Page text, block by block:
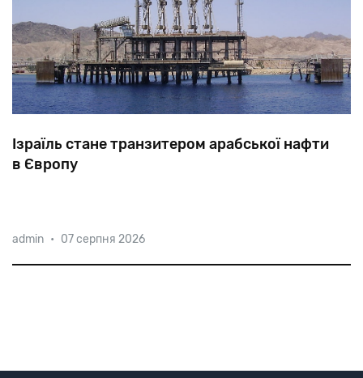
Ізраїль стане транзитером арабської нафти
в Європу
договорі між Ізраїлем і ОАЕ, як в Абу-Дабі підписали
знакову угоду. Відтепер нафта з країн Перської
admin • 07 серпня 2026